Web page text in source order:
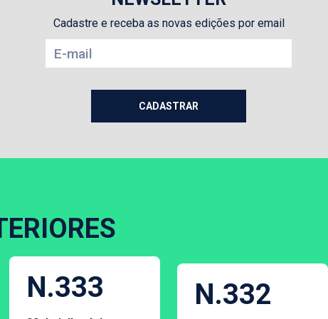
Cadastre e receba as novas edições por email
N.333 N.332